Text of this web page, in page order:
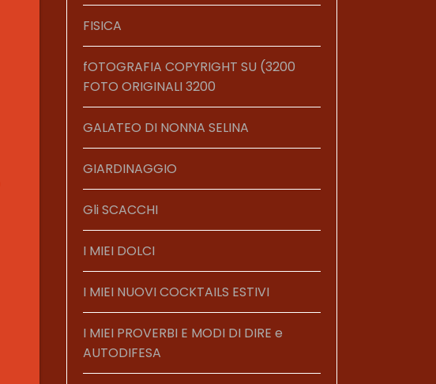
FISICA
fOTOGRAFIA COPYRIGHT SU (3200
FOTO ORIGINALI 3200
GALATEO DI NONNA SELINA
GIARDINAGGIO
Gli SCACCHI
I MIEI DOLCI
I MIEI NUOVI COCKTAILS ESTIVI
I MIEI PROVERBI E MODI DI DIRE e
AUTODIFESA